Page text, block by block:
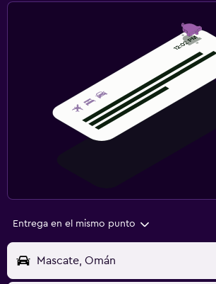
Entrega en el mismo punto
Mascate, Omán